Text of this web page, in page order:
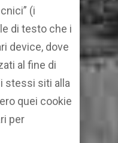
(i
di testo che i
device, dove
al fine di
stessi siti alla
quei cookie
per